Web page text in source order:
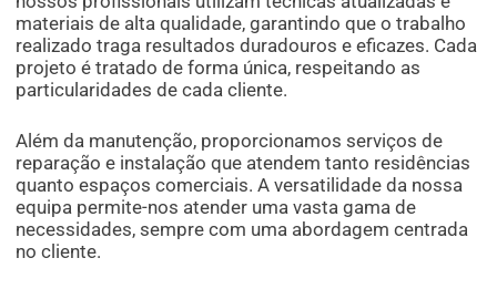
materiais de alta qualidade, garantindo que o trabalho
realizado traga resultados duradouros e eficazes. Cada
projeto é tratado de forma única, respeitando as
particularidades de cada cliente.
Além da manutenção, proporcionamos serviços de
reparação e instalação que atendem tanto residências
quanto espaços comerciais. A versatilidade da nossa
equipa permite-nos atender uma vasta gama de
necessidades, sempre com uma abordagem centrada
no cliente.